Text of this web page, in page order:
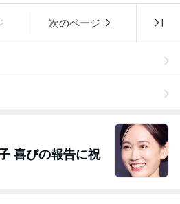
次のページ
喜びの報告に祝